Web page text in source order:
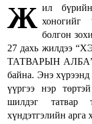
Ж ил
болгон
27 дахь жилдээ
ТАТВАРЫН АЛБА”
байна. Энэ
үүргээ нэр
шилдэг татвар
хүндэтгэлийн